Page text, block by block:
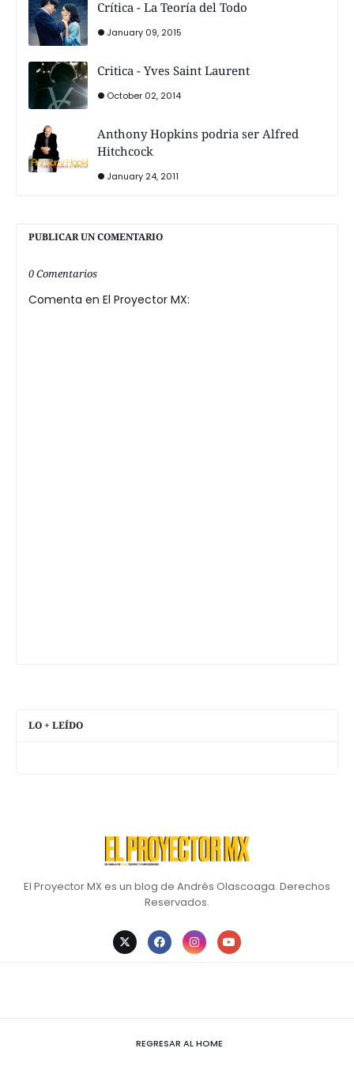
Crítica - La Teoría del Todo
January 09, 2015
Critica - Yves Saint Laurent
October 02, 2014
Anthony Hopkins podria ser Alfred
Hitchcock
January 24, 2011
PUBLICAR UN COMENTARIO
0 Comentarios
Comenta en El Proyector MX:
LO + LEÍDO
El Proyector MX es un blog de Andrés Olascoaga. Derechos
Reservados.
REGRESAR AL HOME